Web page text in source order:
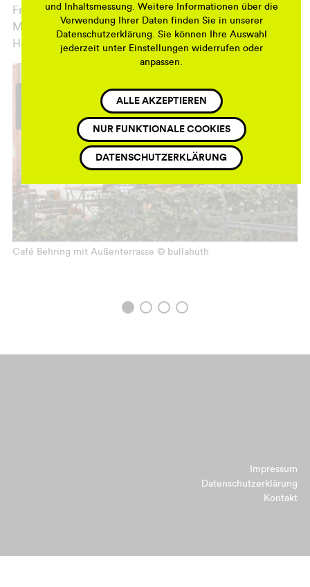
Frühstück
Mittagessen
Heiße und kalte Getränke
Café Behring mit Außenterrasse © bullahuth
Impressum
Datenschutzerklärung
Kontakt
und Inhaltsmessung. Weitere Informationen über die
Verwendung Ihrer Daten finden Sie in unserer
Datenschutzerklärung. Sie können Ihre Auswahl
jederzeit unter Einstellungen widerrufen oder
anpassen.
ALLE AKZEPTIEREN
NUR FUNKTIONALE COOKIES
DATENSCHUTZERKLÄRUNG